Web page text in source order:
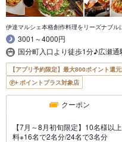
伊達マルシェ本格創作料理をリーズナブル
3001～4000円
国分町入口より徒歩1分♪広瀬
【アプリ予約限定】最大800ポイント還
ポイントプラス対象店
クーポン
【7月～8月初旬限定】10名様以
料※16名で2名分/24名で3名分